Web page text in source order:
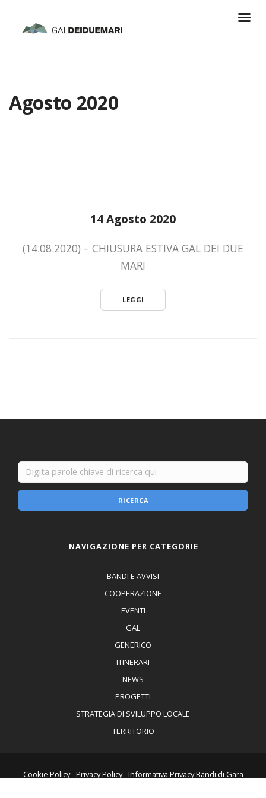
Agosto 2020
14 Agosto 2020
(14.08.2020) – CHIUSURA ESTIVA GAL DEI DUE
MARI
LEGGI
RICERCA
NAVIGAZIONE PER CATEGORIE
BANDI E AVVISI
COOPERAZIONE
EVENTI
GAL
GENERICO
ITINERARI
NEWS
PROGETTI
STRATEGIA DI SVILUPPO LOCALE
TERRITORIO
Cookie Policy-Privacy Policy-Informativa Privacy Bandi di Gara